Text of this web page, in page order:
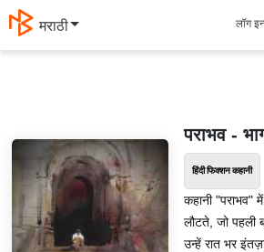
मराठी लॉग
पराभव -
हिंदी फिक्शन कहानी
कहानी "पराभव"
लौटते, जो पहली
उन्हें रात भर